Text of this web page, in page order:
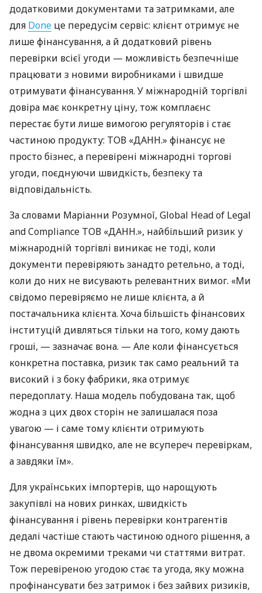
додатковими документами та затримками, але
для Done це передусім сервіс: клієнт отримує не
лише фінансування, а й додатковий рівень
перевірки всієї угоди — можливість безпечніше
працювати з новими виробниками і швидше
отримувати фінансування. У міжнародній торгівлі
довіра має конкретну ціну, тож комплаєнс
перестає бути лише вимогою регуляторів і стає
частиною продукту: ТОВ «ДАНН.» фінансує не
просто бізнес, а перевірені міжнародні торгові
угоди, поєднуючи швидкість, безпеку та
відповідальність.
За словами Маріанни Розумної, Global Head of Legal
and Compliance ТОВ «ДАНН.», найбільший ризик у
міжнародній торгівлі виникає не тоді, коли
документи перевіряють занадто ретельно, а тоді,
коли до них не висувають релевантних вимог. «Ми
свідомо перевіряємо не лише клієнта, а й
постачальника клієнта. Хоча більшість фінансових
інституцій дивляться тільки на того, кому дають
гроші, — зазначає вона. — Але коли фінансується
конкретна поставка, ризик так само реальний та
високий і з боку фабрики, яка отримує
передоплату. Наша модель побудована так, щоб
жодна з цих двох сторін не залишалася поза
увагою — і саме тому клієнти отримують
фінансування швидко, але не всупереч перевіркам,
а завдяки їм».
Для українських імпортерів, що нарощують
закупівлі на нових ринках, швидкість
фінансування і рівень перевірки контрагентів
дедалі частіше стають частиною одного рішення, а
не двома окремими треками чи статтями витрат.
Тож перевіреною угодою стає та угода, яку можна
профінансувати без затримок і без зайвих ризиків,